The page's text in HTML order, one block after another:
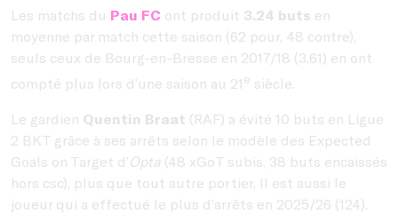
Les matchs du Pau FC ont produit 3.24 buts en
moyenne par match cette saison (62 pour, 48 contre),
seuls ceux de Bourg-en-Bresse en 2017/18 (3.61) en ont
compté plus lors d’une saison au 21e siècle.
Le gardien Quentin Braat (RAF) a évité 10 buts en Ligue
2 BKT grâce à ses arrêts selon le modèle des Expected
Goals on Target d’Opta (48 xGoT subis, 38 buts encaissés
hors csc), plus que tout autre portier. Il est aussi le
joueur qui a effectué le plus d’arrêts en 2025/26 (124).